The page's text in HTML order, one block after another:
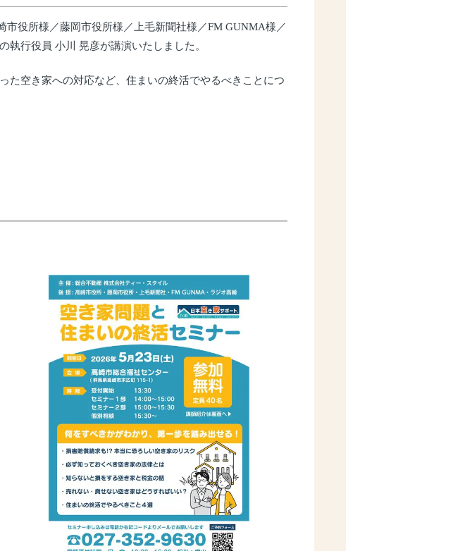
市役所様／藤岡市役所様／上毛新聞社様／FM GUNMA様／
執行役員 小川 晃彦が講演いたしました。
た空き家への対応など、住まいの終活でやるべきことにつ